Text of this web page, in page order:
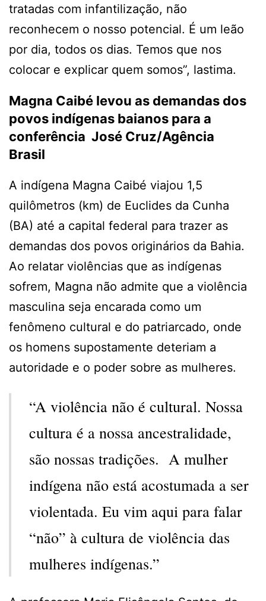
tratadas com infantilização, não
reconhecem o nosso potencial. É um leão
por dia, todos os dias. Temos que nos
colocar e explicar quem somos”, lastima.
Magna Caibé levou as demandas dos
povos indígenas baianos para a
conferência José Cruz/Agência
Brasil
A indígena Magna Caibé viajou 1,5
quilômetros (km) de Euclides da Cunha
(BA) até a capital federal para trazer as
demandas dos povos originários da Bahia.
Ao relatar violências que as indígenas
sofrem, Magna não admite que a violência
masculina seja encarada como um
fenômeno cultural e do patriarcado, onde
os homens supostamente deteriam a
autoridade e o poder sobre as mulheres.
“A violência não é cultural. Nossa
cultura é a nossa ancestralidade,
são nossas tradições. A mulher
indígena não está acostumada a ser
violentada. Eu vim aqui para falar
“não” à cultura de violência das
mulheres indígenas.”